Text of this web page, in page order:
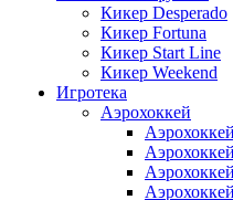
Кикер Desperado
Кикер Fortuna
Кикер Start Line
Кикер Weekend
Игротека
Аэрохоккей